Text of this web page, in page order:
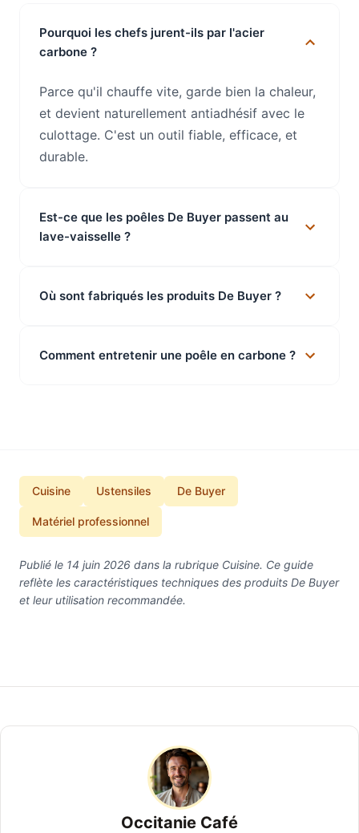
Pourquoi les chefs jurent-ils par l'acier
carbone ?
Parce qu'il chauffe vite, garde bien la chaleur,
et devient naturellement antiadhésif avec le
culottage. C'est un outil fiable, efficace, et
durable.
Est-ce que les poêles De Buyer passent au
lave-vaisselle ?
Où sont fabriqués les produits De Buyer ?
Comment entretenir une poêle en carbone ?
Cuisine Ustensiles De Buyer
Matériel professionnel
Publié le 14 juin 2026 dans la rubrique Cuisine. Ce guide
reflète les caractéristiques techniques des produits De Buyer
et leur utilisation recommandée.
Occitanie Café